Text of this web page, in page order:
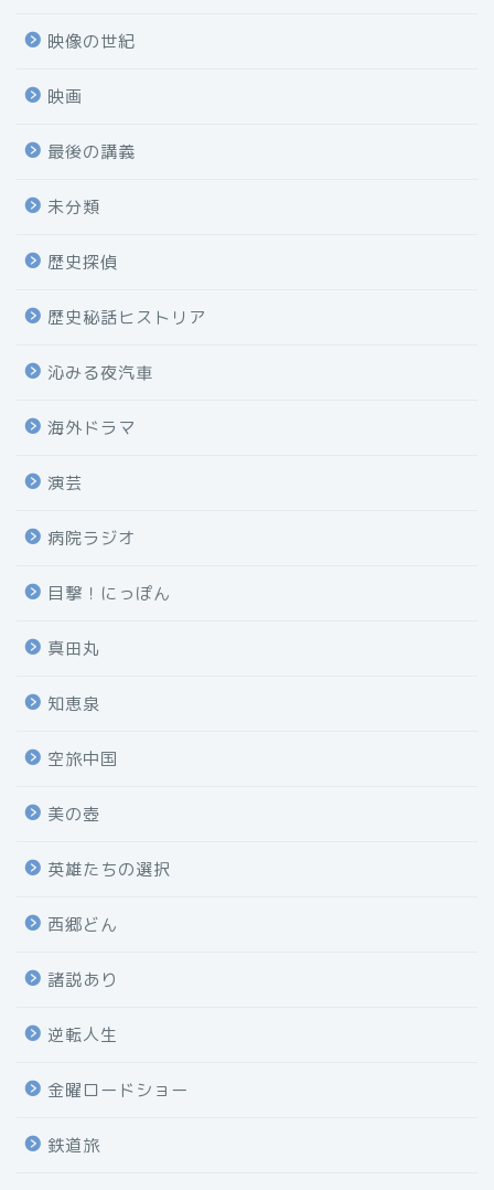
映像の世紀
映画
最後の講義
未分類
歴史探偵
歴史秘話ヒストリア
沁みる夜汽車
海外ドラマ
演芸
病院ラジオ
目撃！にっぽん
真田丸
知恵泉
空旅中国
美の壺
英雄たちの選択
西郷どん
諸説あり
逆転人生
金曜ロードショー
鉄道旅